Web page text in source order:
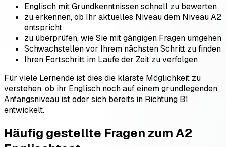
Englisch mit Grundkenntnissen schnell zu bewerten
zu erkennen, ob Ihr aktuelles Niveau dem Niveau A2
entspricht
zu überprüfen, wie Sie mit gängigen Fragen umgehen
Schwachstellen vor Ihrem nächsten Schritt zu finden
Ihren Fortschritt im Laufe der Zeit zu verfolgen
Für viele Lernende ist dies die klarste Möglichkeit zu
verstehen, ob ihr Englisch noch auf einem grundlegenden
Anfangsniveau ist oder sich bereits in Richtung B1
entwickelt.
Häufig gestellte Fragen zum A2